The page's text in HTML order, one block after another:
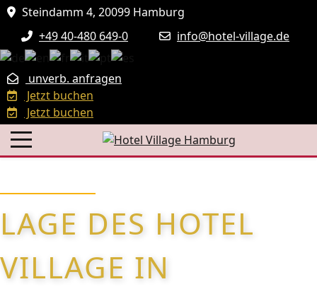
Steindamm 4, 20099 Hamburg
+49 40-480 649-0
info@hotel-village.de
unverb. anfragen
Jetzt buchen
Jetzt buchen
LAGE DES HOTEL
VILLAGE IN